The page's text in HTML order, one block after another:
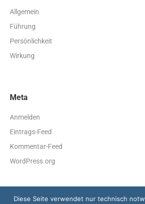
Allgemein
Führung
Persönlichkeit
Wirkung
Meta
Anmelden
Eintrags-Feed
Kommentar-Feed
WordPress.org
Diese Seite verwendet nur technisch